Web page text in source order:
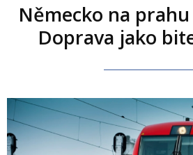
Německo na
Doprava jako